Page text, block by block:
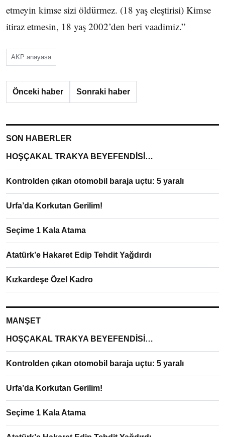
etmeyin kimse sizi öldürmez. (18 yaş eleştirisi) Kimse
itiraz etmesin, 18 yaş 2002’den beri vaadimiz.”
AKP anayasa
Önceki haber Sonraki haber
SON HABERLER
HOŞÇAKAL TRAKYA BEYEFENDİSİ…
Kontrolden çıkan otomobil baraja uçtu: 5 yaralı
Urfa’da Korkutan Gerilim!
Seçime 1 Kala Atama
Atatürk’e Hakaret Edip Tehdit Yağdırdı
Kızkardeşe Özel Kadro
MANŞET
HOŞÇAKAL TRAKYA BEYEFENDİSİ…
Kontrolden çıkan otomobil baraja uçtu: 5 yaralı
Urfa’da Korkutan Gerilim!
Seçime 1 Kala Atama